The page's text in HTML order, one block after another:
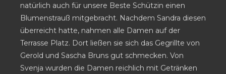
natürlich auch für unsere Beste Schützin einen
Blumenstrauß mitgebracht. Nachdem Sandra diesen
überreicht hatte, nahmen alle Damen auf der
Terrasse Platz. Dort ließen sie sich das Gegrillte von
Gerold und Sascha Bruns gut schmecken. Von
Svenja wurden die Damen reichlich mit Getränken